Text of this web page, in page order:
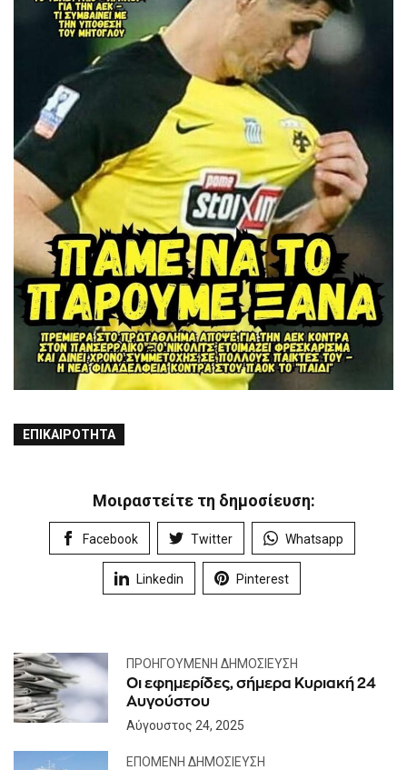
ΕΠΙΚΑΙΡΌΤΗΤΑ
Μοιραστείτε τη δημοσίευση:
Facebook Twitter Whatsapp
Linkedin Pinterest
ΠΡΟΗΓΟΎΜΕΝΗ ΔΗΜΟΣΊΕΥΣΗ
Οι εφημερίδες, σήμερα Κυριακή 24
Αυγούστου
Αύγουστος 24, 2025
ΕΠΌΜΕΝΗ ΔΗΜΟΣΊΕΥΣΗ